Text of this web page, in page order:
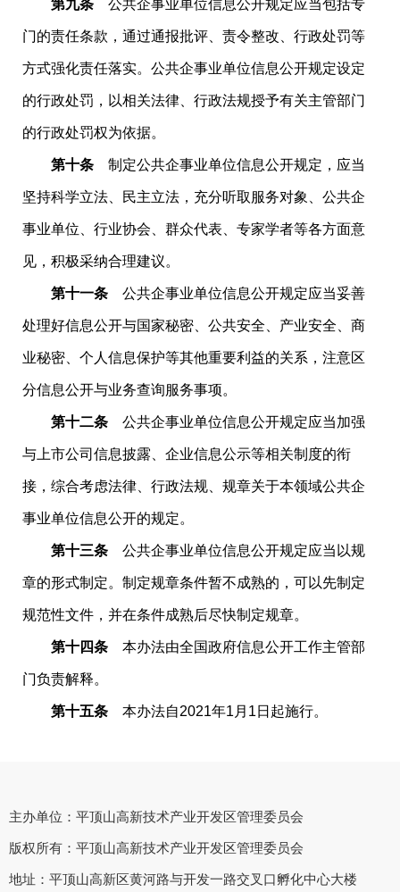
第九条 公共企事业单位信息公开规定应当包括专
门的责任条款，通过通报批评、责令整改、行政处罚等
方式强化责任落实。公共企事业单位信息公开规定设定
的行政处罚，以相关法律、行政法规授予有关主管部门
的行政处罚权为依据。
第十条 制定公共企事业单位信息公开规定，应当
坚持科学立法、民主立法，充分听取服务对象、公共企
事业单位、行业协会、群众代表、专家学者等各方面意
见，积极采纳合理建议。
第十一条 公共企事业单位信息公开规定应当妥善
处理好信息公开与国家秘密、公共安全、产业安全、商
业秘密、个人信息保护等其他重要利益的关系，注意区
分信息公开与业务查询服务事项。
第十二条 公共企事业单位信息公开规定应当加强
与上市公司信息披露、企业信息公示等相关制度的衔
接，综合考虑法律、行政法规、规章关于本领域公共企
事业单位信息公开的规定。
第十三条 公共企事业单位信息公开规定应当以规
章的形式制定。制定规章条件暂不成熟的，可以先制定
规范性文件，并在条件成熟后尽快制定规章。
第十四条 本办法由全国政府信息公开工作主管部
门负责解释。
第十五条 本办法自2021年1月1日起施行。
主办单位：平顶山高新技术产业开发区管理委员会
版权所有：平顶山高新技术产业开发区管理委员会
地址：平顶山高新区黄河路与开发一路交叉口孵化中心大楼